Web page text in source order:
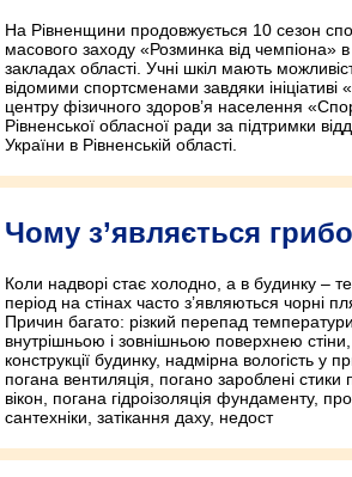
На Рівненщини продовжується 10 сезон
масового заходу «Розминка від чемпіона» в
закладах області. Учні шкіл мають
відомими спортсменами завдяки ініціативі
центру фізичного здоров’я населення
Рівненської обласної ради за підтримки
України в Рівненській області.
Чому з’являється
Коли надворі стає холодно, а в будинку –
період на стінах часто з’являються чорні
Причин багато: різкий перепад
внутрішньою і зовнішньою поверхнею
конструкції будинку, надмірна вологість у
погана вентиляція, погано зароблені стики
вікон, погана гідроізоляція фундаменту,
сантехніки, затікання даху, недост